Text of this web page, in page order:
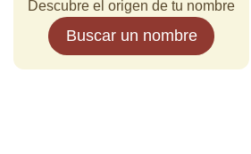
Descubre el origen de tu nombre
Buscar un nombre